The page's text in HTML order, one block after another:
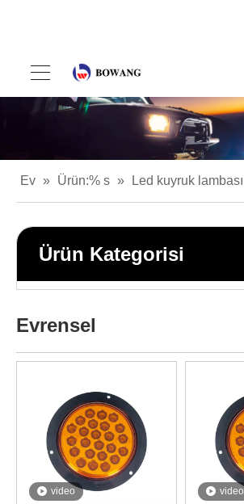
Ev » Ürün:% s » Led kuyruk lambası
Ürün Kategorisi
Evrensel
video video